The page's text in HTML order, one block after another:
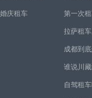
婚庆租车 第一次
拉萨租
成都到
谁说川
自驾租